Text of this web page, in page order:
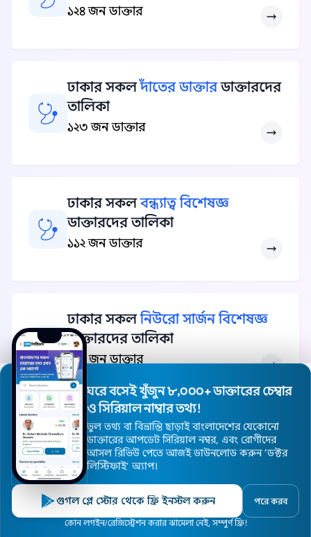
১২৪ জন ডাক্তার
ঢাকার সকলদাঁতের ডাক্তারডাক্তারদের
তালিকা
১২৩ জন ডাক্তার
ঢাকার সকলবন্ধ্যাত্ব বিশেষজ্ঞ
ডাক্তারদের তালিকা
১১২ জন ডাক্তার
ঢাকার সকলনিউরো সার্জন বিশেষজ্ঞ
ডাক্তারদের তালিকা
১১১ জন ডাক্তার
ঢাকার সকল বিশেষজ্ঞ ডাক্তার দেখুন
ডাক্তার হাসপাতাল বিশেষজ্ঞ
ঘরে বসেই খুঁজুন ৮,০০০+ ডাক্তারের চেম্বার
ও সিরিয়াল নাম্বার তথ্য!
ভুল তথ্য বা বিভ্রান্তি ছাড়াই বাংলাদেশের যেকোনো
ডাক্তারের আপডেট সিরিয়াল নম্বর, এবং রোগীদের
আসল রিভিউ পেতে আজই ডাউনলোড করুন ’ডক্টর
লিস্টিফাই’ অ্যাপ।
গুগল প্লে স্টোর থেকে ফ্রি ইনস্টল করুন পরে করব
কোন লগইন/রেজিস্ট্রেশন করার ঝামেলা নেই, সম্পুর্ণ ফ্রি!